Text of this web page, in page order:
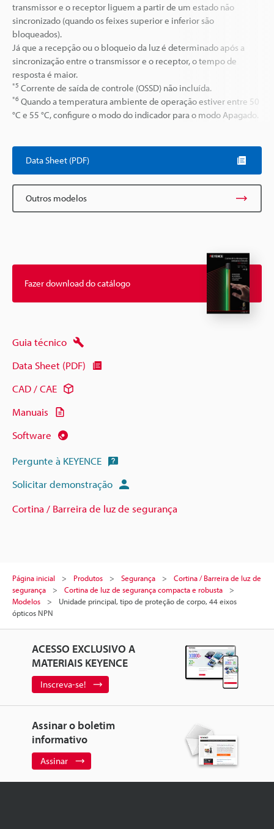
transmissor e o receptor liguem a partir de um estado não
sincronizado (quando os feixes superior e inferior são
bloqueados).
Já que a recepção ou o bloqueio da luz é determinado após a
sincronização entre o transmissor e o receptor, o tempo de
resposta é maior.
*5 Corrente de saída de controle (OSSD) não incluída.
*6 Quando a temperatura ambiente de operação estiver entre 50
°C e 55 °C, configure o modo do indicador para o modo Apagado.
Data Sheet (PDF)
Outros modelos
Fazer download do catálogo
Guia técnico
Data Sheet (PDF)
CAD / CAE
Manuais
Software
Pergunte à KEYENCE
Solicitar demonstração
Cortina / Barreira de luz de segurança
Página inicial Produtos Segurança
Cortina / Barreira de luz de
segurança
Cortina de luz de segurança compacta e robusta
Modelos
Unidade principal, tipo de proteção de corpo, 44 eixos
ópticos NPN
ACESSO EXCLUSIVO A
MATERIAIS KEYENCE
Inscreva-se!
Assinar o boletim
informativo
Assinar